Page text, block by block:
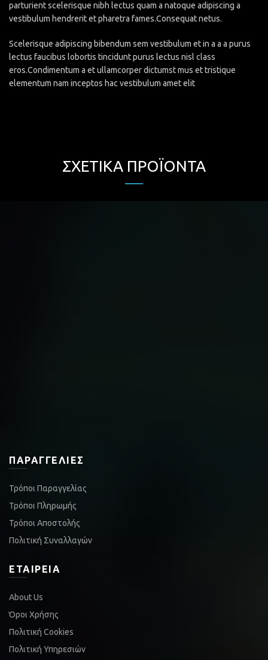
parturient scelerisque nibh lectus quam a natoque adipiscing a
vestibulum hendrerit et pharetra fames.Consequat netus.
Scelerisque adipiscing bibendum sem vestibulum et in a a a purus
lectus faucibus lobortis tincidunt purus lectus nisl class
eros.Condimentum a et ullamcorper dictumst mus et tristique
elementum nam inceptos hac vestibulum amet elit
ΣΧΕΤΙΚΆ ΠΡΟΪΌΝΤΑ
ΠΑΡΑΓΓΕΛΊΕΣ
Τρόποι Παραγγελίας
Τρόποι Πληρωμής
Τρόποι Αποστολής
Πολιτική Συναλλαγών
ΕΤΑΙΡΕΊΑ
About Us
Όροι Χρήσης
Πολιτική Cookies
Πολιτική Υπηρεσιών